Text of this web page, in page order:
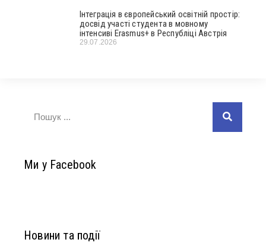
Інтеграція в європейський освітній простір:
досвід участі студента в мовному
інтенсиві Erasmus+ в Республіці Австрія
29.07.2026
Ми у Facebook
Новини та події